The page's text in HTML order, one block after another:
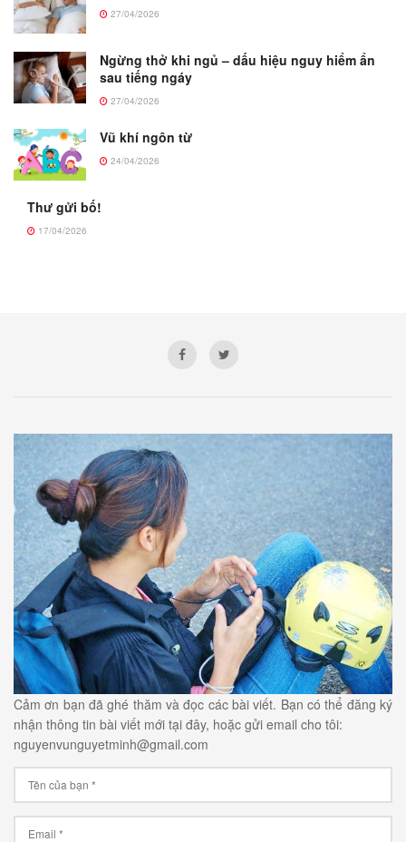
27/04/2026
Ngừng thở khi ngủ – dấu hiệu nguy hiểm ẩn
sau tiếng ngáy
27/04/2026
Vũ khí ngôn từ
24/04/2026
Thư gửi bố!
17/04/2026
Cảm ơn bạn đã ghé thăm và đọc các bài viết. Bạn có thể đăng ký
nhận thông tin bài viết mới tại đây, hoặc gửi email cho tôi:
nguyenvunguyetminh@gmail.com